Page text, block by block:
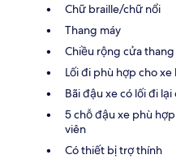
Chữ braille/chữ nổi
Thang máy
Chiều rộng cửa thang
Lối đi phù hợp cho xe
Bãi đậu xe có lối đi lại
5 chỗ đậu xe phù
viên
Có thiết bị trợ thính